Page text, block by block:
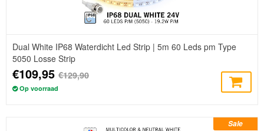
Dual White IP68 Waterdicht Led Strip | 5m 60 Leds pm Type
5050 Losse Strip
€109,95 €129,90
Op voorraad
Sale